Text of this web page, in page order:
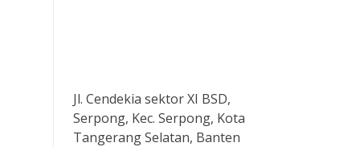
Jl. Cendekia sektor XI BSD,
Serpong, Kec. Serpong, Kota
Tangerang Selatan, Banten